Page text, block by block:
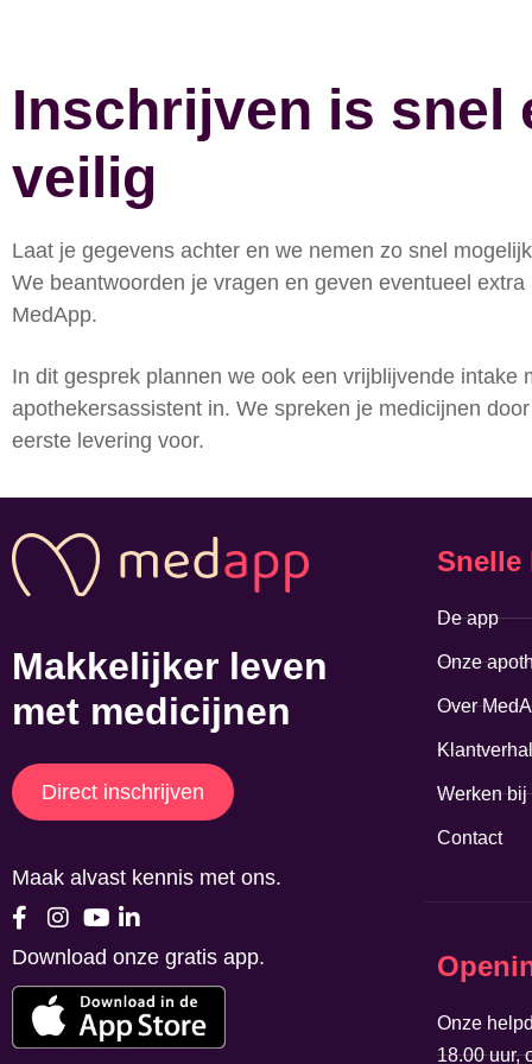
Inschrijven is snel
veilig
Laat je gegevens achter en we nemen zo snel
We beantwoorden je vragen en geven eventueel
MedApp.
In dit gesprek plannen we ook een vrijblijvende intake
apothekersassistent in. We spreken je medicijnen
eerste levering voor.
Makkelijker leven
met medicijnen
Direct inschrijven
Maak alvast kennis met ons.
Download onze gratis app.
Snelle
De app
Onze
Over
Werken bij
Contact
Onze
18.00 uur,